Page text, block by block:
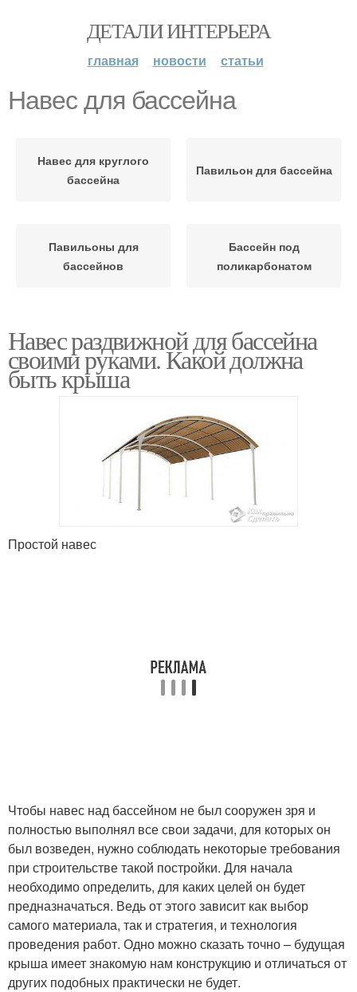
ДЕТАЛИ ИНТЕРЬЕРА
главная новости статьи
Навес для бассейна
Навес для круглого
бассейна
Павильон для бассейна
Павильоны для
бассейнов
Бассейн под
поликарбонатом
Навес раздвижной для бассейна
своими руками. Какой должна
быть крыша
Простой навес
Чтобы навес над бассейном не был сооружен зря и
полностью выполнял все свои задачи, для которых он
был возведен, нужно соблюдать некоторые требования
при строительстве такой постройки. Для начала
необходимо определить, для каких целей он будет
предназначаться. Ведь от этого зависит как выбор
самого материала, так и стратегия, и технология
проведения работ. Одно можно сказать точно – будущая
крыша имеет знакомую нам конструкцию и отличаться от
других подобных практически не будет.